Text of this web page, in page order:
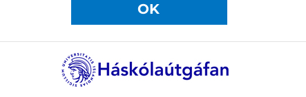
OK